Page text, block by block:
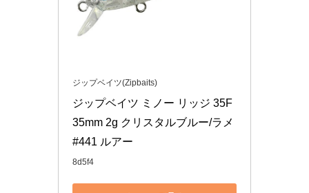
ジップベイツ(Zipbaits)
ジップベイツ ミノー リッジ 35F
35mm 2g クリスタルブルー/ラメ
#441 ルアー
8d5f4